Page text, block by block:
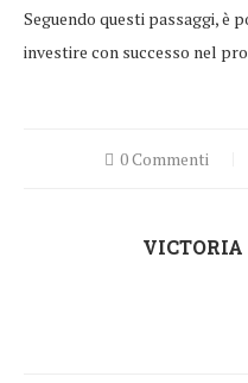
Seguendo questi passaggi, è
investire con successo nel
0 Commenti
VICTORIA